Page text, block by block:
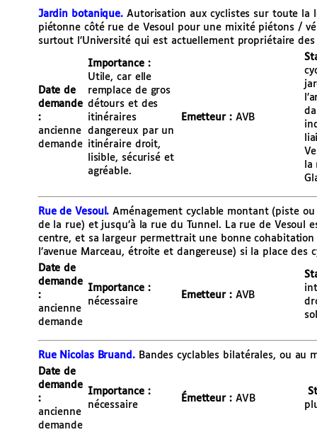
Jardin botanique. Autorisation aux cyclistes sur toute la
piétonne côté rue de Vesoul pour une mixité piétons /
surtout l’Université qui est actuellement propriétaire
Date de
demande
:
ancienne
demande
Importance :
Utile, car elle
remplace de gros
détours et des
itinéraires
dangereux par un
itinéraire droit,
lisible, sécurisé et
agréable.
Emetteur :AVB
Rue de Vesoul. Aménagement cyclable montant (piste
de la rue) et jusqu’à la rue du Tunnel. La rue de Vesoul
centre, et sa largeur permettrait une bonne
l’avenue Marceau, étroite et dangereuse) si la place
Date de
demande
:
ancienne
demande
Importance :
nécessaire
Emetteur :AVB
Rue Nicolas Bruand.Bandes cyclables bilatérales, ou au
Date de
demande
:
ancienne
demande
Importance :
nécessaire
Émetteur :AVB